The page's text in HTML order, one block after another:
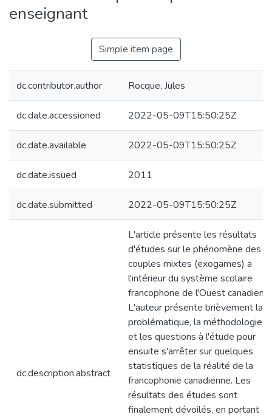
enseignant
Simple item page
dc.contributor.author Rocque, Jules
dc.date.accessioned 2022-05-09T15:50:25Z
dc.date.available 2022-05-09T15:50:25Z
dc.date.issued 2011
dc.date.submitted 2022-05-09T15:50:25Z
dc.description.abstract
L'article présente les résultats
d'études sur le phénomène des
couples mixtes (exogames) a
l'intérieur du système scolaire
francophone de l'Ouest canadien.
L'auteur présente brièvement la
problématique, la méthodologie
et les questions à l'étude pour
ensuite s'arrêter sur quelques
statistiques de la réalité de la
francophonie canadienne. Les
résultats des études sont
finalement dévoilés, en portant